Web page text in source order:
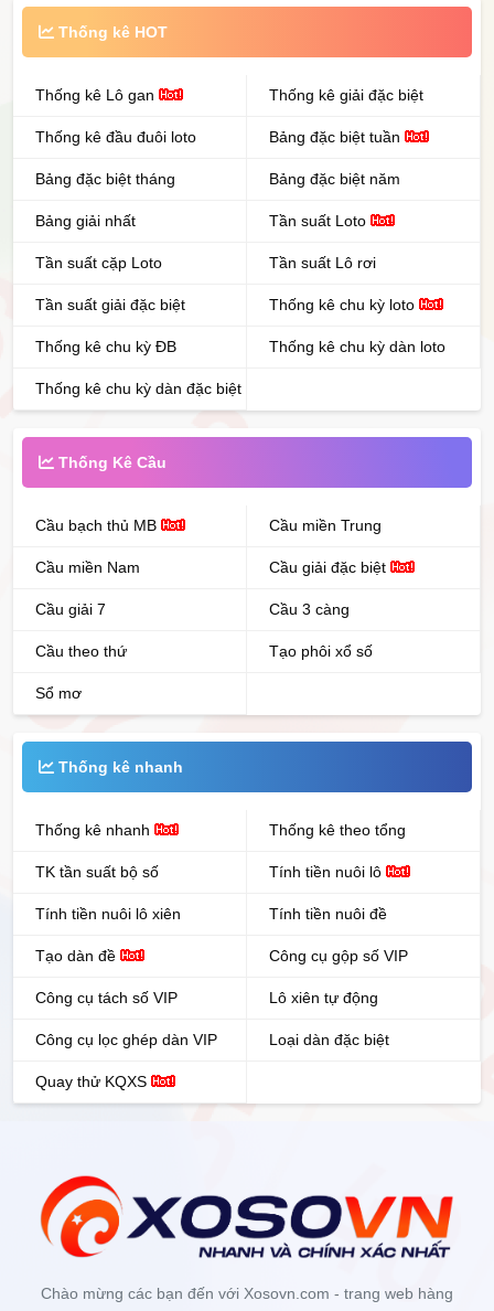
Thống kê HOT
Thống kê Lô gan Thống kê giải đặc biệt
Thống kê đầu đuôi loto Bảng đặc biệt tuần
Bảng đặc biệt tháng Bảng đặc biệt năm
Bảng giải nhất Tần suất Loto
Tần suất cặp Loto Tần suất Lô rơi
Tần suất giải đặc biệt Thống kê chu kỳ loto
Thống kê chu kỳ ĐB Thống kê chu kỳ dàn loto
Thống kê chu kỳ dàn đặc biệt
Thống Kê Cầu
Cầu bạch thủ MB Cầu miền Trung
Cầu miền Nam Cầu giải đặc biệt
Cầu giải 7 Cầu 3 càng
Cầu theo thứ Tạo phôi xổ số
Sổ mơ
Thống kê nhanh
Thống kê nhanh Thống kê theo tổng
TK tần suất bộ số Tính tiền nuôi lô
Tính tiền nuôi lô xiên Tính tiền nuôi đề
Tạo dàn đề Công cụ gộp số VIP
Công cụ tách số VIP Lô xiên tự động
Công cụ lọc ghép dàn VIP Loại dàn đặc biệt
Quay thử KQXS
Chào mừng các bạn đến với Xosovn.com - trang web hàng